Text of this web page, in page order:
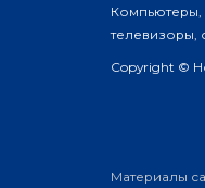
Компьютеры,
телевизоры,
Copyright ©
Материалы